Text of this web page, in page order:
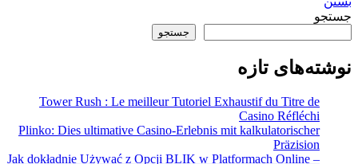
جستجو
جستجو
نوشته‌های تازه
Tower Rush : Le meilleur Tutoriel Exhaustif du Titre de
Casino Réfléchi
Plinko: Dies ultimative Casino-Erlebnis mit kalkulatorischer
Präzision
Jak dokładnie Używać z Opcji BLIK w Platformach Online –